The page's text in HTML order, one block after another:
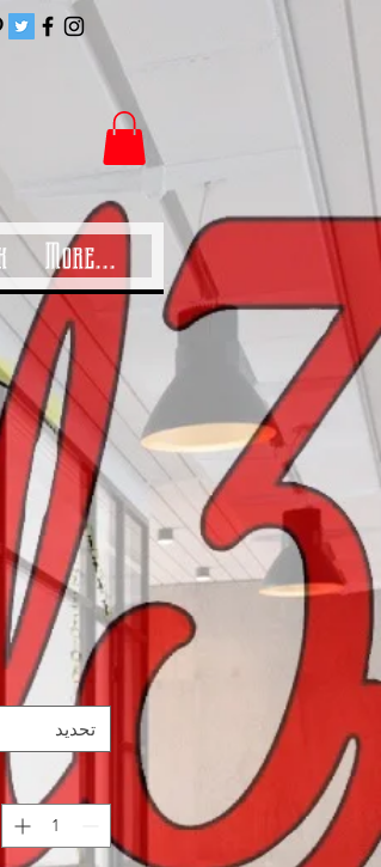
More...
تحديد